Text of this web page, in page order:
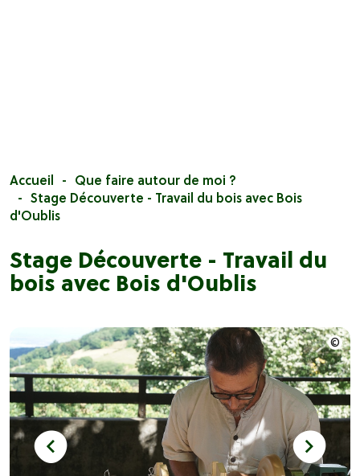
Accueil
Que faire autour de moi ?
Stage Découverte - Travail du bois avec Bois
d'Oublis
Stage Découverte - Travail du
bois avec Bois d'Oublis